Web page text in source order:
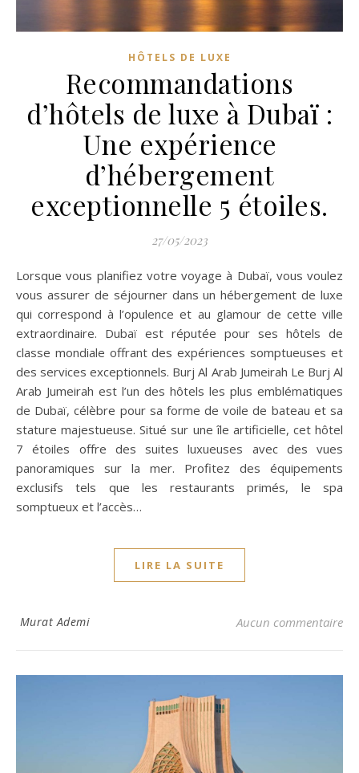
HÔTELS DE LUXE
Recommandations
d’hôtels de luxe à Dubaï :
Une expérience
d’hébergement
exceptionnelle 5 étoiles.
27/05/2023
Lorsque vous planifiez votre voyage à Dubaï, vous voulez
vous assurer de séjourner dans un hébergement de luxe
qui correspond à l’opulence et au glamour de cette ville
extraordinaire. Dubaï est réputée pour ses hôtels de
classe mondiale offrant des expériences somptueuses et
des services exceptionnels. Burj Al Arab Jumeirah Le Burj Al
Arab Jumeirah est l’un des hôtels les plus emblématiques
de Dubaï, célèbre pour sa forme de voile de bateau et sa
stature majestueuse. Situé sur une île artificielle, cet hôtel
7 étoiles offre des suites luxueuses avec des vues
panoramiques sur la mer. Profitez des équipements
exclusifs tels que les restaurants primés, le spa
somptueux et l’accès…
LIRE LA SUITE
Murat Ademi Aucun commentaire